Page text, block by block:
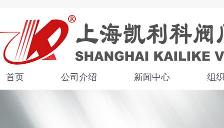
首页 公司介绍 新闻中心 组